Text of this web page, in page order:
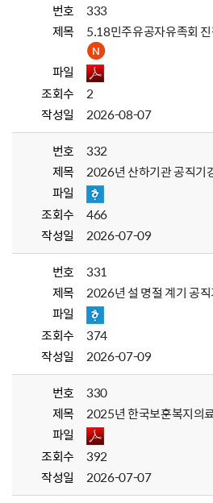
번호
333
제목
5.18민주유공자유족회
파일
조회수
2
작성일
2026-08-07
번호
332
제목
2026년 산하기관 공직기
파일
조회수
466
작성일
2026-07-09
번호
331
제목
2026년 설 명절 계기 공
파일
조회수
374
작성일
2026-07-09
번호
330
제목
2025년 한국보훈복지의
파일
조회수
392
작성일
2026-07-07